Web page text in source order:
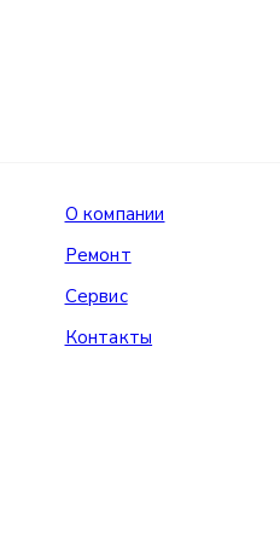
О компании
Ремонт
Сервис
Контакты